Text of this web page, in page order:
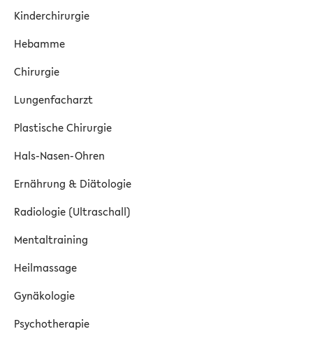
Kinderchirurgie
Hebamme
Chirurgie
Lungenfacharzt
Plastische Chirurgie
Hals-Nasen-Ohren
Ernährung & Diätologie
Radiologie (Ultraschall)
Mentaltraining
Heilmassage
Gynäkologie
Psychotherapie